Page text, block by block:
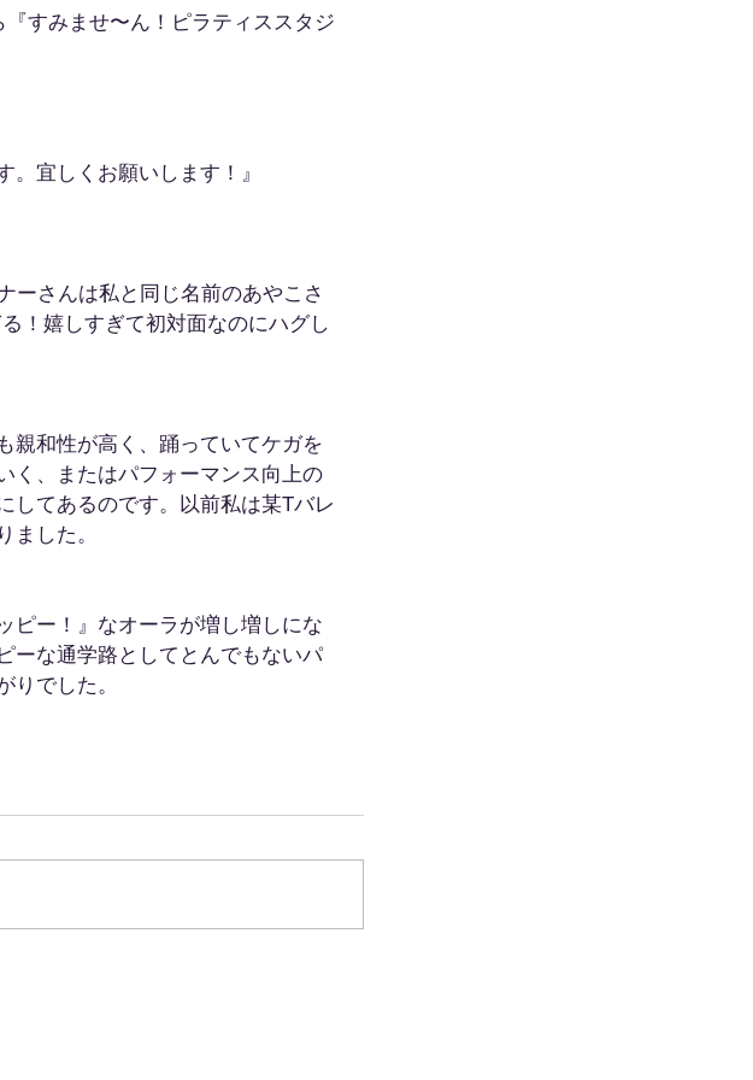
すみませ〜ん！ピラティススタジ
宜しくお願いします！』
ーさんは私と同じ名前のあやこさ
！嬉しすぎて初対面なのにハグし
親和性が高く、踊っていてケガを
く、またはパフォーマンス向上の
してあるのです。以前私は某Tバレ
ました。
ピー！』なオーラが増し増しにな
ーな通学路としてとんでもないパ
りでした。